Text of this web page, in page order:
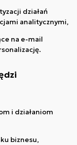
działań
analitycznymi,
na e-mail
i działaniom
biznesu,